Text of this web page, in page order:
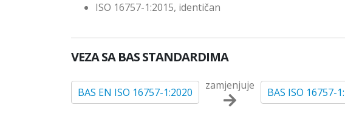
ISO 16757-1:2015, identičan
VEZA SA BAS STANDARDIMA
BAS EN ISO 16757-1:2020
zamjenjuje
BAS ISO 16757-